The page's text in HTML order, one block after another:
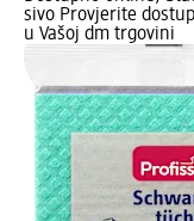
sivo Provjerite
u Vašoj dm trgovini